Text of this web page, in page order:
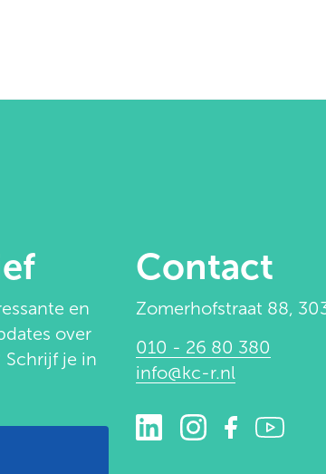
en
over
je in
Contact
Zomerhofstraat 88,
010 - 26 80 380
info@kc-r.nl